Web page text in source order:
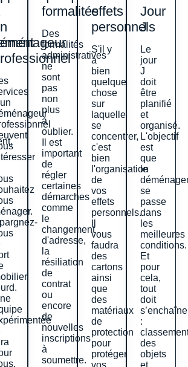
formalités
Des
formalités
administratives
ne
sont
pas
non
plus
à
oublier.
Il est
important
de
régler
certaines
démarches
comme
le
changement
d'adresse,
la
résiliation
de
contrat
ou
encore
de
nouvelles
inscriptions
à
soumettre.
effets
personnels
S'il y
a
bien
quelque
chose
sur
laquelle
se
concentrer,
c'est
bien
l'organisation
de
vos
effets
personnels.
Il
vous
faudra
des
cartons
ainsi
que
des
matériaux
de
protection
pour
protéger
Jour
J
Le
jour
J
doit
être
planifié
et
organisé.
L'objectif
est
que
le
se
passe
dans
les
meilleures
conditions.
Et
pour
cela,
tout
doit
:
des
objets